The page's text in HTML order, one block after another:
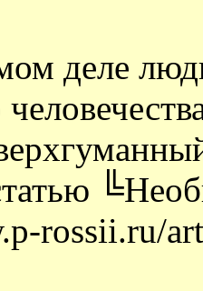
деле
rossii.ru/